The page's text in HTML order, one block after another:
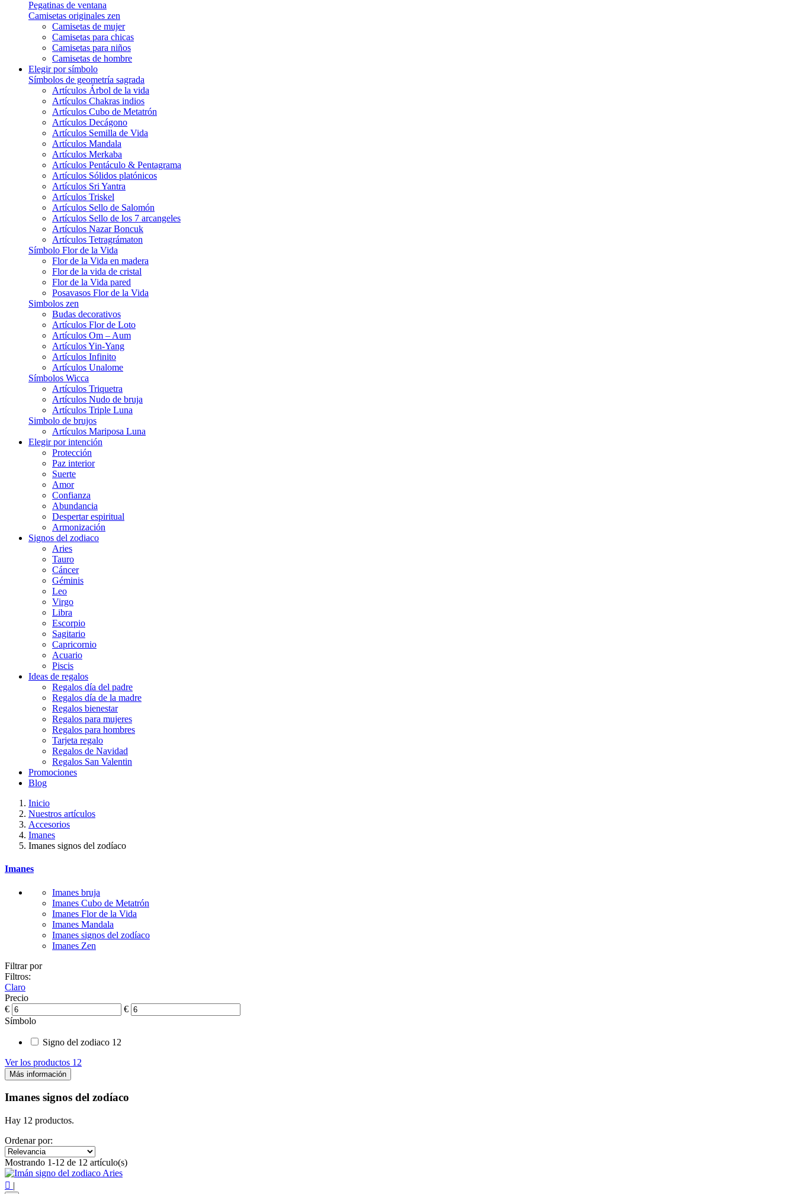
Pegatinas de ventana
Camisetas originales zen
Camisetas de mujer
Camisetas para chicas
Camisetas para niños
Camisetas de hombre
Elegir por símbolo
Símbolos de geometría sagrada
Artículos Árbol de la vida
Artículos Chakras indios
Artículos Cubo de Metatrón
Artículos Decágono
Artículos Semilla de Vida
Artículos Mandala
Artículos Merkaba
Artículos Pentáculo & Pentagrama
Artículos Sólidos platónicos
Artículos Sri Yantra
Artículos Triskel
Artículos Sello de Salomón
Artículos Sello de los 7 arcangeles
Artículos Nazar Boncuk
Artículos Tetragrámaton
Símbolo Flor de la Vida
Flor de la Vida en madera
Flor de la vida de cristal
Flor de la Vida pared
Posavasos Flor de la Vida
Simbolos zen
Budas decorativos
Artículos Flor de Loto
Artículos Om – Aum
Artículos Yin-Yang
Artículos Infinito
Artículos Unalome
Símbolos Wicca
Artículos Triquetra
Artículos Nudo de bruja
Artículos Triple Luna
Simbolo de brujos
Artículos Mariposa Luna
Elegir por intención
Protección
Paz interior
Suerte
Amor
Confianza
Abundancia
Despertar espiritual
Armonización
Signos del zodiaco
Aries
Tauro
Cáncer
Géminis
Leo
Virgo
Libra
Escorpio
Sagitario
Capricornio
Acuario
Piscis
Ideas de regalos
Regalos día del padre
Regalos día de la madre
Regalos bienestar
Regalos para mujeres
Regalos para hombres
Tarjeta regalo
Regalos de Navidad
Regalos San Valentin
Promociones
Blog
Inicio
Nuestros artículos
Accesorios
Imanes
Imanes signos del zodíaco
Imanes
Imanes bruja
Imanes Cubo de Metatrón
Imanes Flor de la Vida
Imanes Mandala
Imanes signos del zodíaco
Imanes Zen
Filtrar por
Filtros:
Claro
Precio
€
€
Símbolo
Signo del zodiaco 12
Ver los productos 12
Más información
Imanes signos del zodíaco
Hay 12 productos.
Ordenar por:
Mostrando 1-12 de 12 artículo(s)
 |